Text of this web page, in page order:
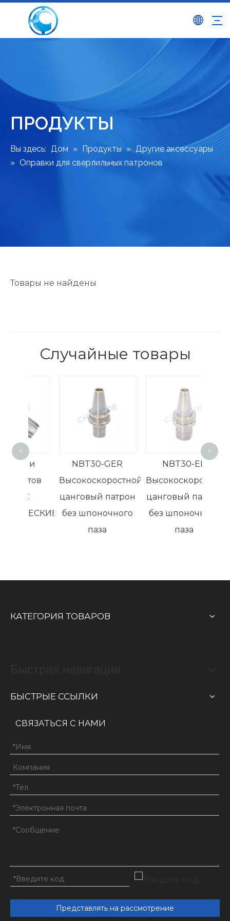
ПРОДУКТЫ
Вы здесь: Дом » Продукты » Другие аксессуары
» Оправки для сверлильных патронов
Товары не найдены
Случайные товары
NBT30-GER
Высокоскоростной
цанговый патрон
без шпоночного
паза
NBT30-ER
Высокоскоростной
цанговый патрон
без шпоночного
паза
< >
КАТЕГОРИЯ ТОВАРОВ
БЫСТРЫЕ ССЫЛКИ
СВЯЗАТЬСЯ С НАМИ
Представлять на рассмотрение